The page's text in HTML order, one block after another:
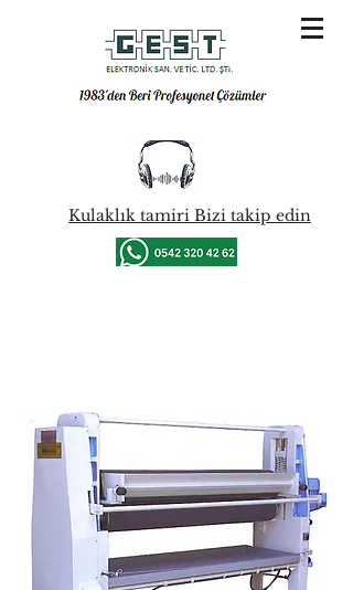
Kulaklık tamiri Bizi takip edin